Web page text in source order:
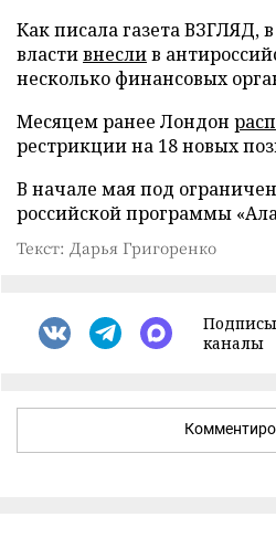
Как писала газета ВЗГЛЯД,
властивнеслив
несколько финансовых
Месяцем ранее Лондон
рестрикции на 18 новых
В начале мая под
российской программы
Текст: Дарья Григоренко
каналы